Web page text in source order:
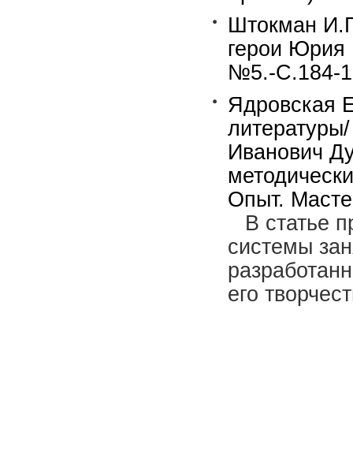
Штокман
герои Юрия
№5.-С.184-
Ядровская
Иванович
Опыт.
В статье
системы
его